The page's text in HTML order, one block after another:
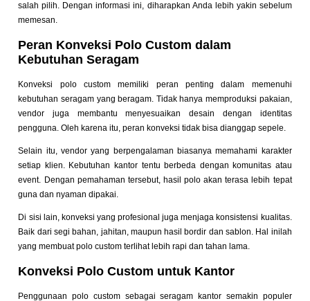
salah pilih. Dengan informasi ini, diharapkan Anda lebih yakin sebelum
memesan.
Peran Konveksi Polo Custom dalam
Kebutuhan Seragam
Konveksi polo custom memiliki peran penting dalam memenuhi
kebutuhan seragam yang beragam. Tidak hanya memproduksi pakaian,
vendor juga membantu menyesuaikan desain dengan identitas
pengguna. Oleh karena itu, peran konveksi tidak bisa dianggap sepele.
Selain itu, vendor yang berpengalaman biasanya memahami karakter
setiap klien. Kebutuhan kantor tentu berbeda dengan komunitas atau
event. Dengan pemahaman tersebut, hasil polo akan terasa lebih tepat
guna dan nyaman dipakai.
Di sisi lain, konveksi yang profesional juga menjaga konsistensi kualitas.
Baik dari segi bahan, jahitan, maupun hasil bordir dan sablon. Hal inilah
yang membuat polo custom terlihat lebih rapi dan tahan lama.
Konveksi Polo Custom untuk Kantor
Penggunaan polo custom sebagai seragam kantor semakin populer